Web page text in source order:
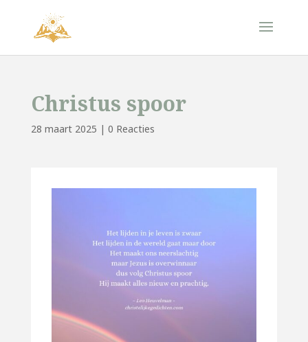
Christus spoor
28 maart 2025 | 0 Reacties